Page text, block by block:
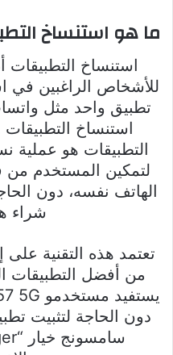
ما هو استنساخ
استنساخ التطبيقات
للأشخاص الراغبين
تطبيق واحد مثل
استنساخ
لتمكين المستخدم
الهاتف نفسه، دون
شراء
تعتمد هذه التقنية على
من أفضل التطبيقات
دون الحاجة لتثبيت